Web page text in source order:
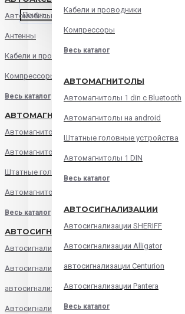
Кабели и проводники
Компрессоры
Весь каталог
АВТОМАГНИТОЛЫ
Автомагнитолы 1 din с Bluetooth
Автомагнитолы на android
Штатные головные устройства
Автомагнитолы 1 DIN
Весь каталог
АВТОСИГНАЛИЗАЦИИ
Автосигнализации SHERIFF
Автосигнализации Alligator
автосигнализации Centurion
Автосигнализации Pantera
Весь каталог
Автомобильные зарядные устройства
Антенны
Кабели и проводники
Компрессоры
Весь каталог
АВТОМАГНИТОЛЫ
Автомагнитолы 1 din с Bluetooth
Автомагнитолы на android
Штатные головные устройства
Автомагнитолы 1 DIN
Весь каталог
АВТОСИГНАЛИЗАЦИИ
Автосигнализации SHERIFF
Автосигнализации Alligator
автосигнализации Centurion
Автосигнализации Pantera